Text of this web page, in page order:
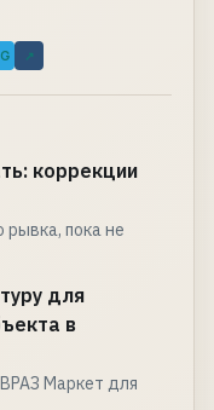
↗
коррекции
рывка, пока не
для
в
Маркет для